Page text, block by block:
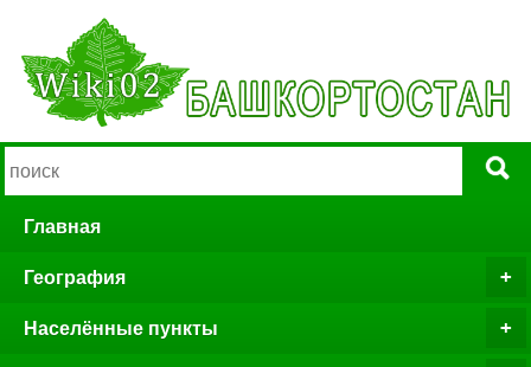
Главная
География
Населённые пункты